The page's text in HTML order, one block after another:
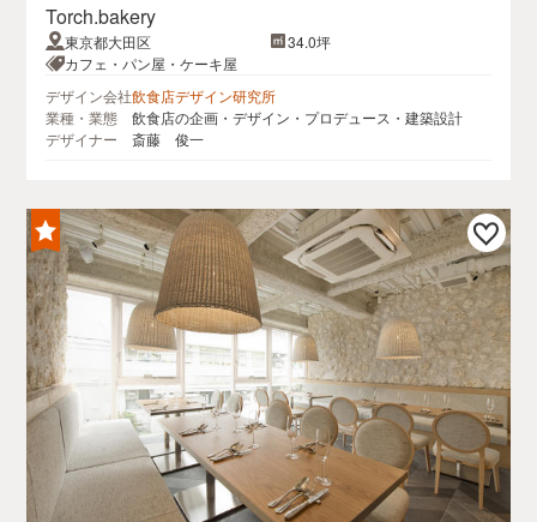
Torch.bakery
東京都大田区
34.0坪
カフェ・パン屋・ケーキ屋
デザイン会社飲食店デザイン研究所
業種・業態
飲食店の企画・デザイン・プロデュース・建築設計
デザイナー
斎藤 俊一